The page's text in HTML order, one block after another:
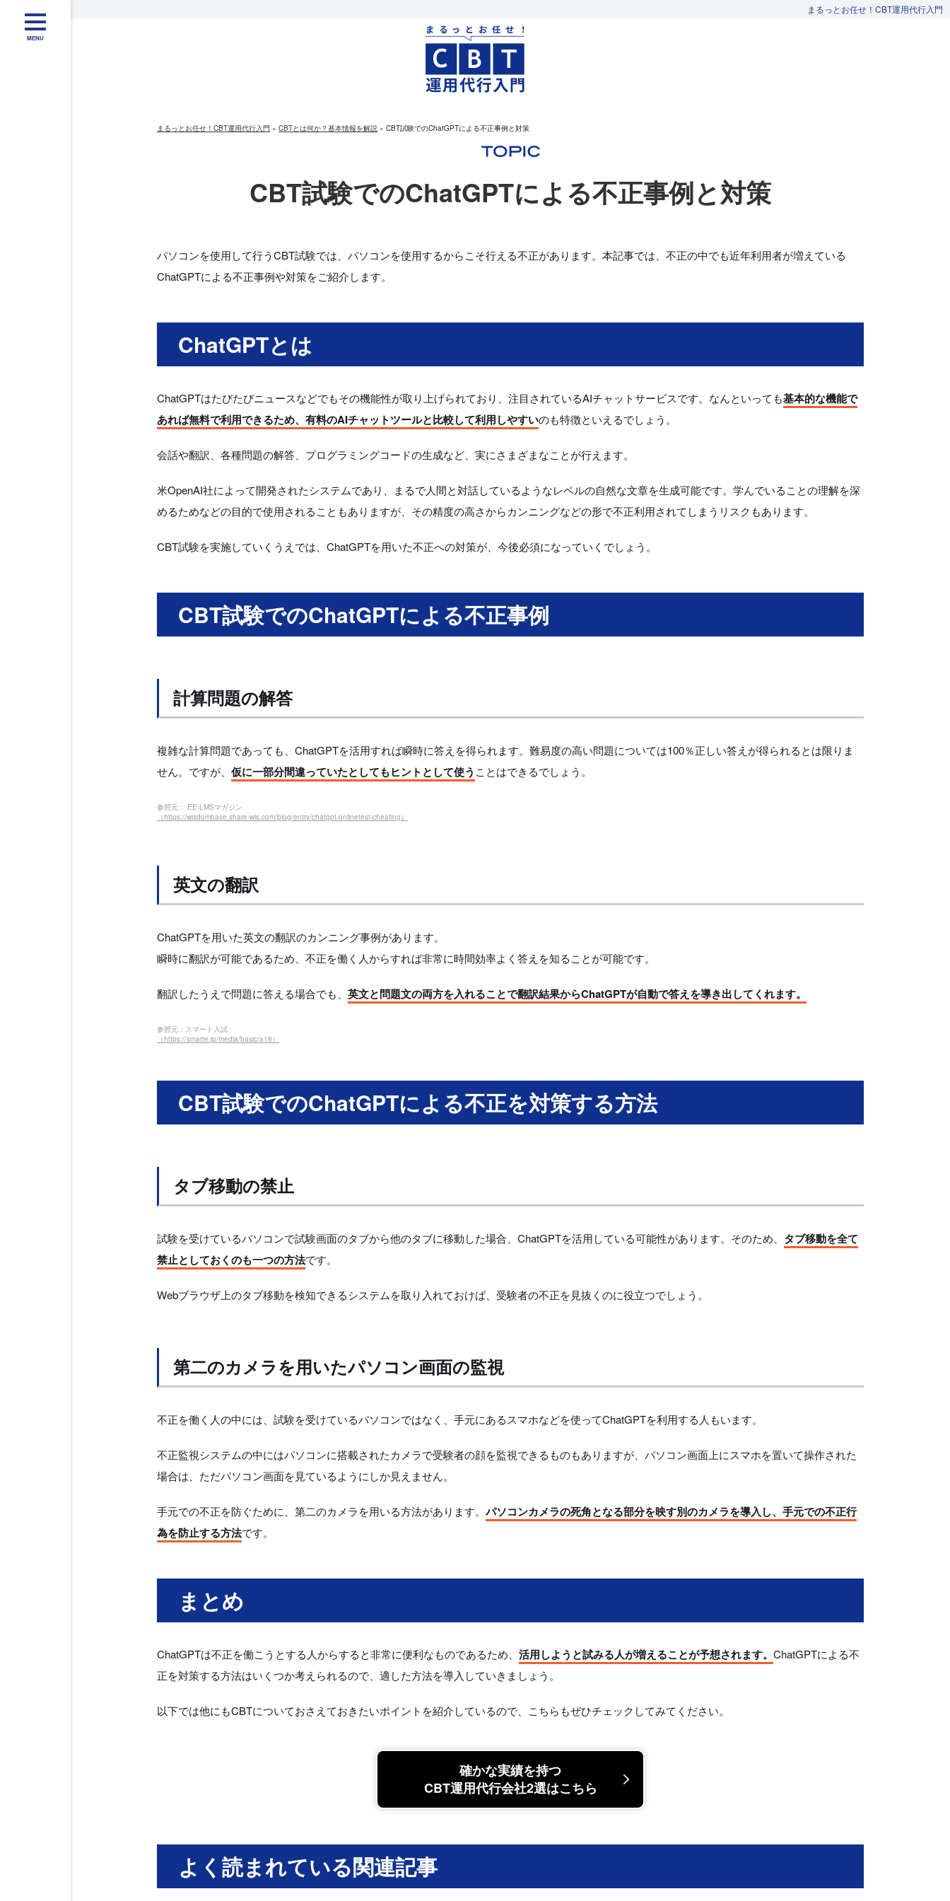
まるっとお任せ！CBT運用代行入門
MENU
まるっとお任せ！CBT運用代行入門 » CBTとは何か？基本情報を解説 » CBT試験でのChatGPTによる不正事例と対策
CBT試験でのChatGPTによる不正事例と対策
パソコンを使用して行うCBT試験では、パソコンを使用するからこそ行える不正があります。本記事では、不正の中でも近年利用者が増えている
ChatGPTによる不正事例や対策をご紹介します。
ChatGPTとは
ChatGPTはたびたびニュースなどでもその機能性が取り上げられており、注目されているAIチャットサービスです。なんといっても基本的な機能で
あれば無料で利用できるため、有料のAIチャットツールと比較して利用しやすいのも特徴といえるでしょう。
会話や翻訳、各種問題の解答、プログラミングコードの生成など、実にさまざまなことが行えます。
米OpenAI社によって開発されたシステムであり、まるで人間と対話しているようなレベルの自然な文章を生成可能です。学んでいることの理解を深
めるためなどの目的で使用されることもありますが、その精度の高さからカンニングなどの形で不正利用されてしまうリスクもあります。
CBT試験を実施していくうえでは、ChatGPTを用いた不正への対策が、今後必須になっていくでしょう。
CBT試験でのChatGPTによる不正事例
計算問題の解答
複雑な計算問題であっても、ChatGPTを活用すれば瞬時に答えを得られます。難易度の高い問題については100％正しい答えが得られるとは限りま
せん。ですが、 仮に一部分間違っていたとしてもヒントとして使う ことはできるでしょう。
参照元： EE-LMSマガジン
（https://wisdombase.share-wis.com/blog/entry/chatgpt-onlinetest-cheating）
英文の翻訳
ChatGPTを用いた英文の翻訳のカンニング事例があります。
瞬時に翻訳が可能であるため、不正を働く人からすれば非常に時間効率よく答えを知ることが可能です。
翻訳したうえで問題に答える場合でも、 英文と問題文の両方を入れることで翻訳結果からChatGPTが自動で答えを導き出してくれます。
参照元：スマート入試
（https://smarte.jp/media/basic/a18）
CBT試験でのChatGPTによる不正を対策する方法
タブ移動の禁止
試験を受けているパソコンで試験画面のタブから他のタブに移動した場合、ChatGPTを活用している可能性があります。そのため、 タブ移動を全て
禁止としておくのも一つの方法です。
Webブラウザ上のタブ移動を検知できるシステムを取り入れておけば、受験者の不正を見抜くのに役立つでしょう。
第二のカメラを用いたパソコン画面の監視
不正を働く人の中には、試験を受けているパソコンではなく、手元にあるスマホなどを使ってChatGPTを利用する人もいます。
不正監視システムの中にはパソコンに搭載されたカメラで受験者の顔を監視できるものもありますが、パソコン画面上にスマホを置いて操作された
場合は、ただパソコン画面を見ているようにしか見えません。
手元での不正を防ぐために、第二のカメラを用いる方法があります。 パソコンカメラの死角となる部分を映す別のカメラを導入し、手元での不正行
為を防止する方法です。
まとめ
ChatGPTは不正を働こうとする人からすると非常に便利なものであるため、 活用しようと試みる人が増えることが予想されます。 ChatGPTによる不
正を対策する方法はいくつか考えられるので、適した方法を導入していきましょう。
以下では他にもCBTについておさえておきたいポイントを紹介しているので、こちらもぜひチェックしてみてください。
確かな実績を持つ
CBT運用代行会社2選はこちら
よく読まれている関連記事